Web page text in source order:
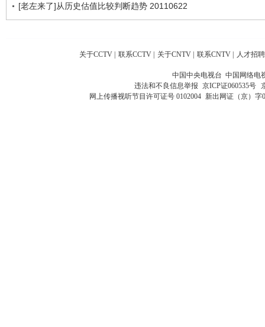
[老左来了]从历史估值比较判断趋势 20110622
关于CCTV | 联系CCTV | 关于CNTV | 联系CNTV | 人才招聘
中国中央电视台 中国网络电
违法和不良信息举报 京ICP证060535号
网上传播视听节目许可证号 0102004 新出网证（京）